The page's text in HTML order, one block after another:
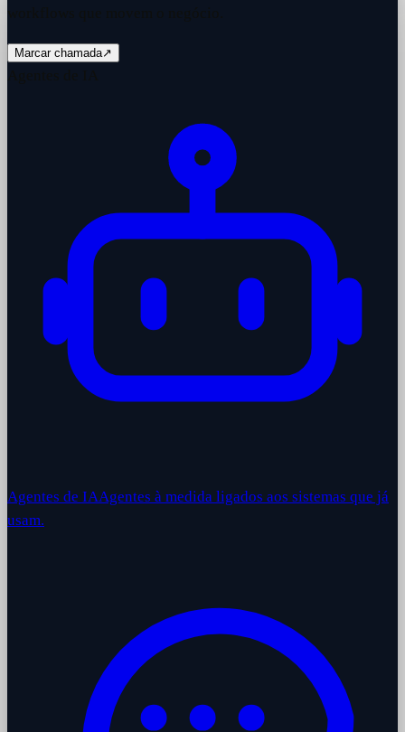
Marcar chamada↗
Agentes de IAAgentes à medida ligados aos sistemas que já
usam.